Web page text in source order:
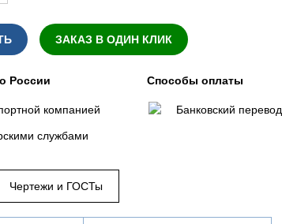
ЗАКАЗ В ОДИН КЛИК
России
компанией
службами
Способы оплаты
Банковский перевод
Чертежи и ГОСТы